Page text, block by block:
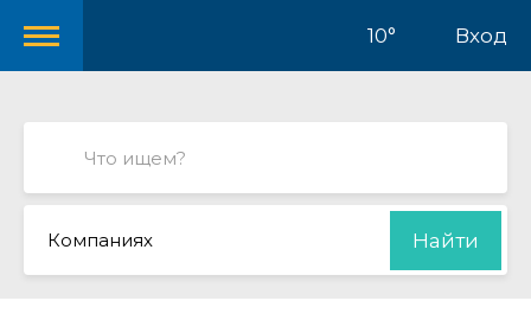
10° Вход
Компаниях Найти